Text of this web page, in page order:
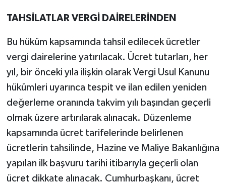
TAHSİLATLAR VERGİ DAİRELERİNDEN
Bu hüküm kapsamında tahsil edilecek ücretler
vergi dairelerine yatırılacak. Ücret tutarları, her
yıl, bir önceki yıla ilişkin olarak Vergi Usul Kanunu
hükümleri uyarınca tespit ve ilan edilen yeniden
değerleme oranında takvim yılı başından geçerli
olmak üzere artırılarak alınacak. Düzenleme
kapsamında ücret tarifelerinde belirlenen
ücretlerin tahsilinde, Hazine ve Maliye Bakanlığına
yapılan ilk başvuru tarihi itibarıyla geçerli olan
ücret dikkate alınacak. Cumhurbaşkanı, ücret